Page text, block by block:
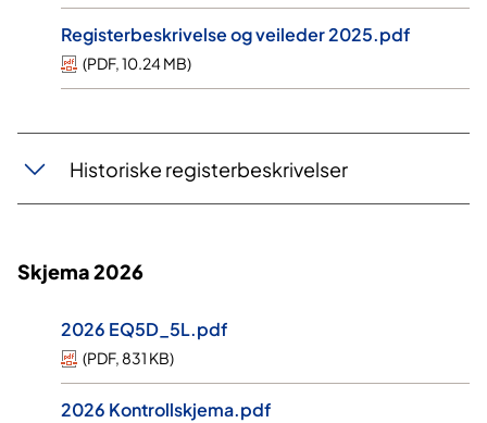
Registerbeskrivelse og veileder 2025.pdf
(PDF,10.24 MB)
Historiske registerbeskrivelser
Skjema 2026
2026 EQ5D_5L.pdf
(PDF, 831 KB)
2026 Kontrollskjema.pdf